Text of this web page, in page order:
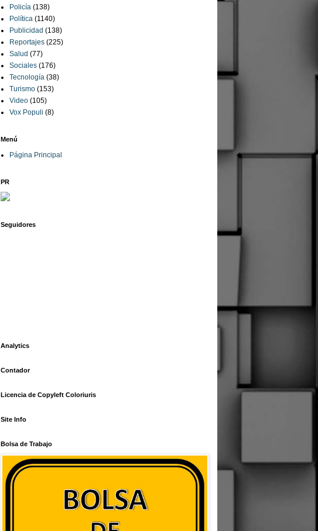
Policía (138)
Política (1140)
Publicidad (138)
Reportajes (225)
Salud (77)
Sociales (176)
Tecnología (38)
Turismo (153)
Video (105)
Vox Populi (8)
Menú
Página Principal
PR
Seguidores
Analytics
Contador
Licencia de Copyleft Coloriuris
Site Info
Bolsa de Trabajo